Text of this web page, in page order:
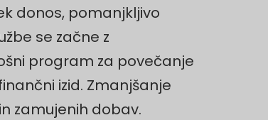
donos, pomanjkljivo
se začne z
program za povečanje
izid. Zmanjšanje
zamujenih dobav.